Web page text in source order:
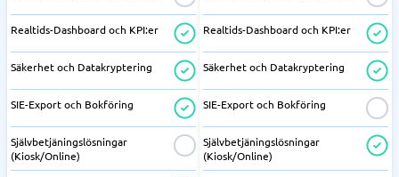
Realtids-Dashboard och KPI:er
Säkerhet och Datakryptering
SIE-Export och Bokföring
Självbetjäningslösningar
(Kiosk/Online)
Realtids-Dashboard och KPI:er
Säkerhet och Datakryptering
SIE-Export och Bokföring
Självbetjäningslösningar
(Kiosk/Online)